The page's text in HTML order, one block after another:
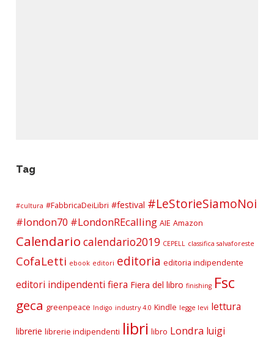
Tag
#cultura #FabbricaDeiLibri #festival #LeStorieSiamoNoi
#london70 #LondonREcalling AIE Amazon
Calendario calendario2019 CEPELL classifica salvaforeste
CofaLetti ebook editori editoria editoria indipendente
editori indipendenti fiera Fiera del libro finishing Fsc
geca greenpeace Indigo industry 4.0 Kindle legge levi lettura
librerie librerie indipendenti libri libro Londra luigi